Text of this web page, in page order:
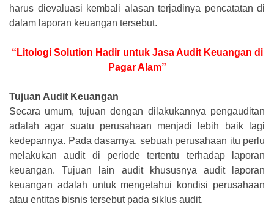
harus dievaluasi kembali alasan terjadinya pencatatan di
dalam laporan keuangan tersebut.
“Litologi Solution Hadir untuk Jasa Audit Keuangan di
Pagar Alam”
Tujuan Audit Keuangan
Secara umum, tujuan dengan dilakukannya pengauditan
adalah agar suatu perusahaan menjadi lebih baik lagi
kedepannya. Pada dasarnya, sebuah perusahaan itu perlu
melakukan audit di periode tertentu terhadap laporan
keuangan. Tujuan lain audit khususnya audit laporan
keuangan adalah untuk mengetahui kondisi perusahaan
atau entitas bisnis tersebut pada siklus audit.